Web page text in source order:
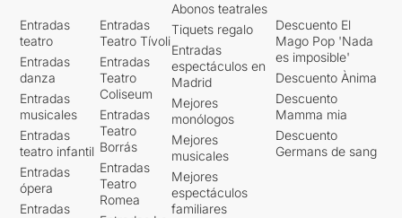
Entradas
teatro
Entradas
danza
Entradas
musicales
Entradas
teatro infantil
Entradas
ópera
Entradas
Entradas
Teatro Tívoli
Entradas
Teatro
Coliseum
Entradas
Teatro
Borrás
Entradas
Teatro
Romea
Abonos teatrales
Tiquets regalo
Entradas
espectáculos en
Madrid
Mejores
monólogos
Mejores
musicales
Mejores
espectáculos
familiares
Descuento El
Mago Pop 'Nada
es imposible'
Descuento Ànima
Descuento
Mamma mia
Descuento
Germans de sang